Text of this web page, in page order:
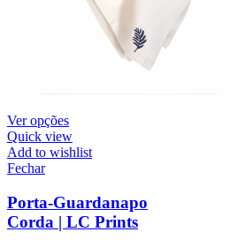
Ver opções
Quick view
Add to wishlist
Fechar
Porta-Guardanapo
Corda | LC Prints